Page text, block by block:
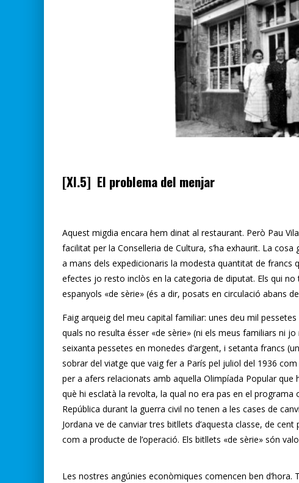
[XI.5] El problema del menjar
Aquest migdia encara hem dinat al restaurant. Però Pau
facilitat per la Conselleria de Cultura, s’ha exhaurit. La
a mans dels expedicionaris la modesta quantitat de francs
efectes jo resto inclòs en la categoria de diputat. Els qui
espanyols «de sèrie» (és a dir, posats en circulació abans
Faig arqueig del meu capital familiar: unes deu mil
quals no resulta ésser «de sèrie» (ni els meus familiars ni
seixanta pessetes en monedes d’argent, i setanta francs
sobrar del viatge que vaig fer a París pel juliol del 1936
per a afers relacionats amb aquella Olimpíada Popular
què hi esclatà la revolta, la qual no era pas en el
República durant la guerra civil no tenen a les cases de
Jordana ve de canviar tres bitllets d’aquesta classe, de
com a producte de l’operació. Els bitllets «de sèrie» són
Les nostres angúnies econòmiques comencen ben d’hora.